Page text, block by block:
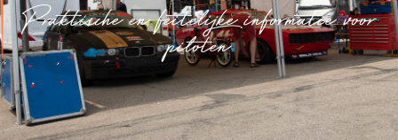
Praktische en feitelijke informatie voor
piloten